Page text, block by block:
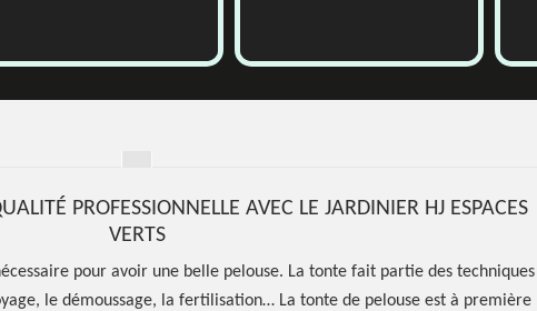
PROFESSIONNELLE AVEC LE JARDINIER HJ ESPACES
VERTS
pour avoir une belle pelouse. La tonte fait partie des techniques
le démoussage, la fertilisation… La tonte de pelouse est à première